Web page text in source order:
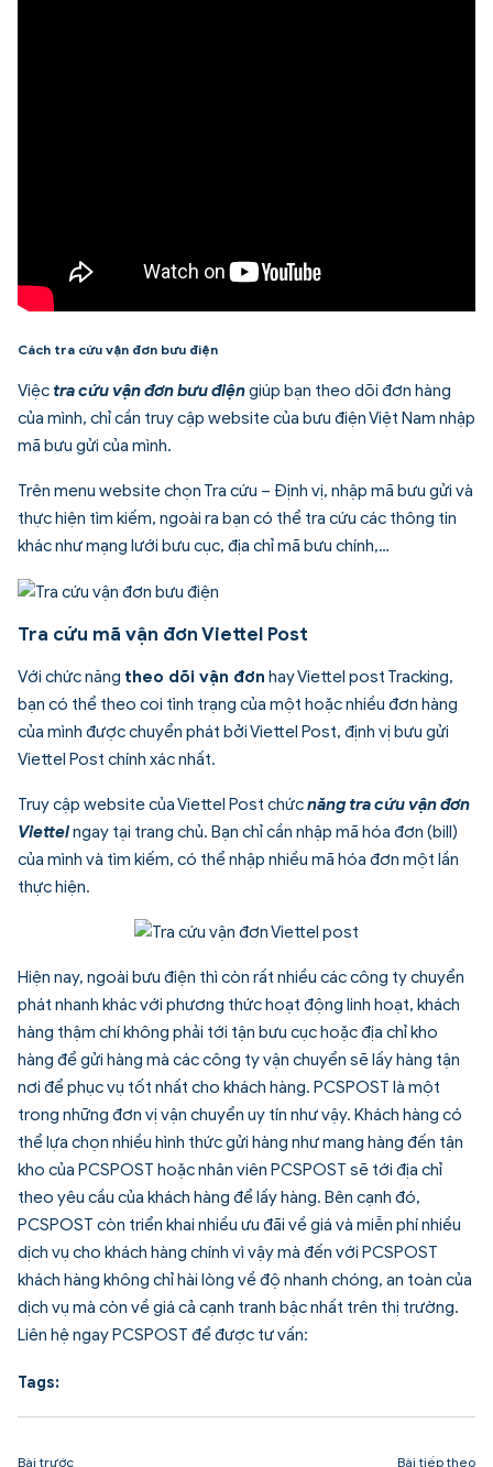
Cách tra cứu vận đơn bưu điện
Việctra cứu vận đơn bưu điệngiúp bạn theo dõi đơn hàng
của mình, chỉ cần truy cập website của bưu điện Việt Nam nhập
mã bưu gửi của mình.
Trên menu website chọn Tra cứu – Định vị, nhập mã bưu gửi và
thực hiện tìm kiếm, ngoài ra bạn có thể tra cứu các thông tin
khác như mạng lưới bưu cục, địa chỉ mã bưu chính,…
Tra cứu mã vận đơn Viettel Post
Với chức năng theo dõi vận đơn hay Viettel post Tracking,
bạn có thể theo coi tình trạng của một hoặc nhiều đơn hàng
của mình được chuyển phát bởi Viettel Post, định vị bưu gửi
Viettel Post chính xác nhất.
Truy cập website của Viettel Post chứcnăng tra cứu vận đơn
Viettelngay tại trang chủ. Bạn chỉ cần nhập mã hóa đơn (bill)
của mình và tìm kiếm, có thể nhập nhiều mã hóa đơn một lần
thực hiện.
Hiện nay, ngoài bưu điện thì còn rất nhiều các công ty chuyển
phát nhanh khác với phương thức hoạt động linh hoạt, khách
hàng thậm chí không phải tới tận bưu cục hoặc địa chỉ kho
hàng để gửi hàng mà các công ty vận chuyển sẽ lấy hàng tận
nơi để phục vụ tốt nhất cho khách hàng. PCSPOST là một
trong những đơn vị vận chuyển uy tín như vậy. Khách hàng có
thể lựa chọn nhiều hình thức gửi hàng như mang hàng đến tận
kho của PCSPOST hoặc nhân viên PCSPOST sẽ tới địa chỉ
theo yêu cầu của khách hàng để lấy hàng. Bên cạnh đó,
PCSPOST còn triển khai nhiều ưu đãi về giá và miễn phí nhiều
dịch vụ cho khách hàng chính vì vậy mà đến với PCSPOST
khách hàng không chỉ hài lòng về độ nhanh chóng, an toàn của
dịch vụ mà còn về giá cả cạnh tranh bậc nhất trên thị trường.
Liên hệ ngay PCSPOST để được tư vấn:
Tags:
Bài trước Bài tiếp theo